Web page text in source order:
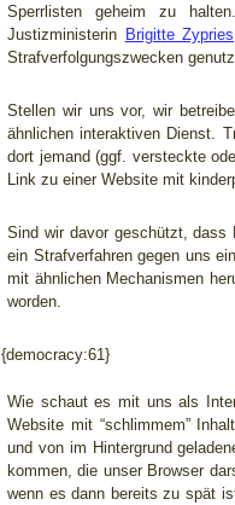
Sperrlisten geheim zu
Justizministerin Brigitte Zypries
Strafverfolgungszwecken
Stellen wir uns vor, wir
ähnlichen interaktiven Dienst.
dort jemand (ggf. versteckte
Link zu einer Website mit
Sind wir davor geschützt, dass
ein Strafverfahren gegen uns
mit ähnlichen Mechanismen
worden.
{democracy:61}
Wie schaut es mit uns als
Website mit “schlimmem”
und von im Hintergrund
kommen, die unser Browser
wenn es dann bereits zu spät